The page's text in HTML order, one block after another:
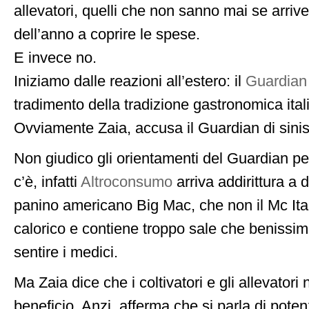
allevatori, quelli che non sanno mai se
dell’anno a coprire le spese.
E invece no.
Iniziamo dalle reazioni all’estero: il Guardian
tradimento della tradizione gastronomica
Ovviamente Zaia, accusa il Guardian di
Non giudico gli orientamenti del Guardian
c’è, infatti Altroconsumo arriva addirittura a
panino americano Big Mac, che non il Mc
calorico e contiene troppo sale che
sentire i medici.
Ma Zaia dice che i coltivatori e gli allevatori